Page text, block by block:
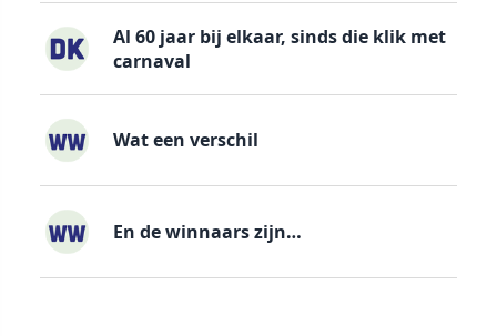
Al 60 jaar bij elkaar, sinds die klik met
carnaval
Wat een verschil
En de winnaars zijn…